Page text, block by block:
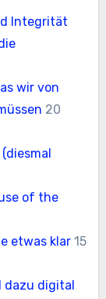
Integrität
wir von
20
of the
etwas klar 15
dazu digital